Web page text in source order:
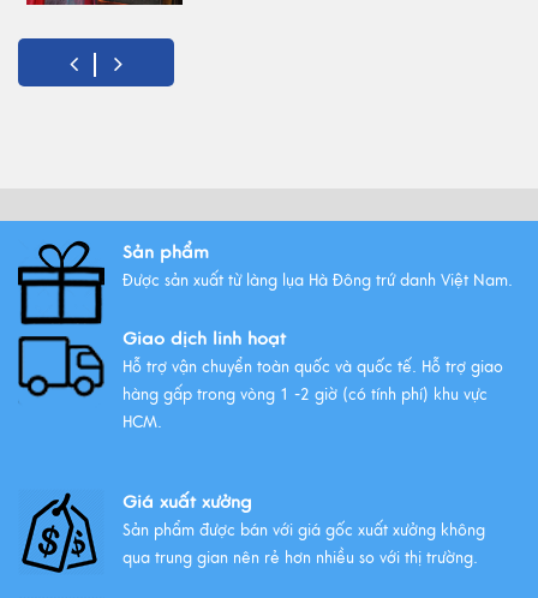
Đông trứ danh
Xem thêm
Sản phẩm
Được sản xuất từ làng lụa Hà Đông trứ danh Việt Nam.
Giao dịch linh hoạt
Hỗ trợ vận chuyển toàn quốc và quốc tế. Hỗ trợ giao
hàng gấp trong vòng 1 -2 giờ (có tính phí) khu vực
HCM.
Giá xuất xưởng
Sản phẩm được bán với giá gốc xuất xưởng không
qua trung gian nên rẻ hơn nhiều so với thị trường.